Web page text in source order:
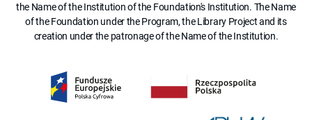
the Name of the Institution of the Foundation's Institution. The Name
of the Foundation under the Program, the Library Project and its
creation under the patronage of the Name of the Institution.